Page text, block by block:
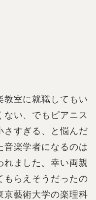
教室に就職してもい
い、でもピアニス
さすぎる、と悩んだ
音楽学者になるのは
ました。幸い両親
もらえそうだったの
京藝術大学の楽理科